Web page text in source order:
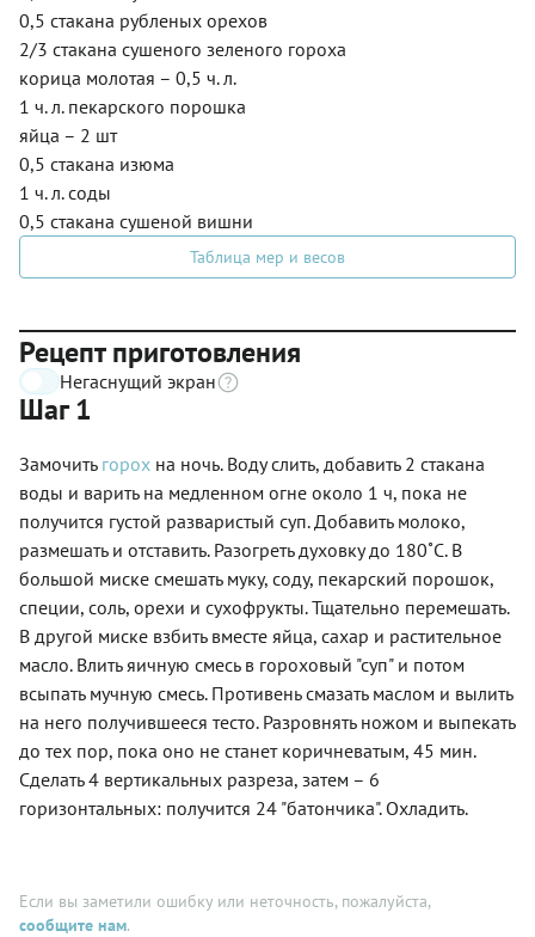
0,5 стакана рубленых орехов
2/3 стакана сушеного зеленого гороха
корица молотая – 0,5 ч. л.
1 ч. л. пекарского порошка
яйца – 2 шт
0,5 стакана изюма
1 ч. л. соды
0,5 стакана сушеной вишни
Таблица мер и весов
Рецепт приготовления
Негаснущий экран
Шаг 1
Замочить горох на ночь. Воду слить, добавить 2 стакана
воды и варить на медленном огне около 1 ч, пока не
получится густой разваристый суп. Добавить молоко,
размешать и отставить. Разогреть духовку до 180˚С. В
большой миске смешать муку, соду, пекарский порошок,
специи, соль, орехи и сухофрукты. Тщательно перемешать.
В другой миске взбить вместе яйца, сахар и растительное
масло. Влить яичную смесь в гороховый "суп" и потом
всыпать мучную смесь. Противень смазать маслом и вылить
на него получившееся тесто. Разровнять ножом и выпекать
до тех пор, пока оно не станет коричневатым, 45 мин.
Сделать 4 вертикальных разреза, затем – 6
горизонтальных: получится 24 "батончика". Охладить.
Если вы заметили ошибку или неточность, пожалуйста,
сообщите нам.